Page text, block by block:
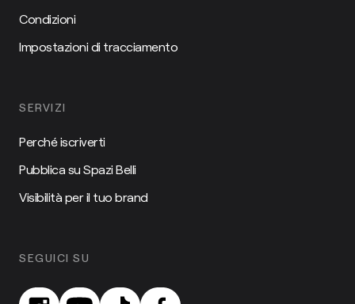
Condizioni
Impostazioni di tracciamento
SERVIZI
Perché iscriverti
Pubblica su Spazi Belli
Visibilità per il tuo brand
SEGUICI SU